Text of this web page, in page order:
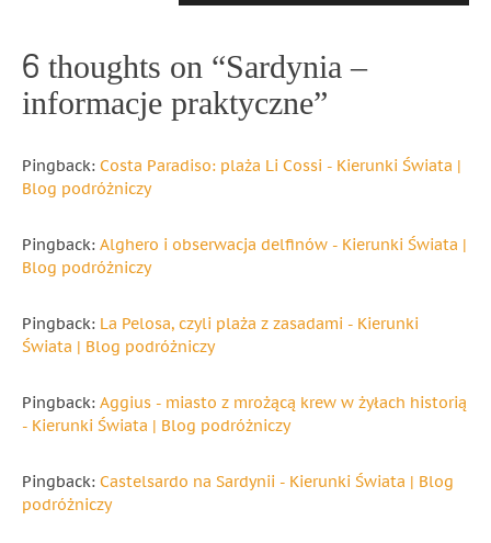
6 thoughts on “Sardynia –
informacje praktyczne”
Pingback: Costa Paradiso: plaża Li Cossi - Kierunki Świata |
Blog podróżniczy
Pingback: Alghero i obserwacja delfinów - Kierunki Świata |
Blog podróżniczy
Pingback: La Pelosa, czyli plaża z zasadami - Kierunki
Świata | Blog podróżniczy
Pingback: Aggius - miasto z mrożącą krew w żyłach historią
- Kierunki Świata | Blog podróżniczy
Pingback: Castelsardo na Sardynii - Kierunki Świata | Blog
podróżniczy